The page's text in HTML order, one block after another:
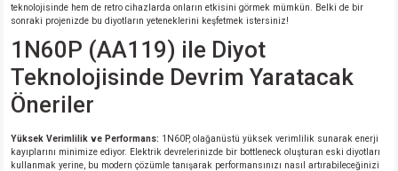
teknolojisinde hem de retro cihazlarda onların etkisini görmek mümkün. Belki de bir
sonraki projenizde bu diyotların yeteneklerini keşfetmek istersiniz!
1N60P (AA119) ile Diyot
Teknolojisinde Devrim Yaratacak
Öneriler
Yüksek Verimlilik ve Performans: 1N60P, olağanüstü yüksek verimlilik sunarak enerji
kayıplarını minimize ediyor. Elektrik devrelerinizde bir bottleneck oluşturan eski diyotları
kullanmak yerine, bu modern çözümle tanışarak performansınızı nasıl artırabileceğinizi